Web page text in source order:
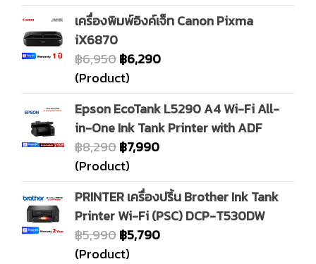
เครื่องพิมพ์อิงค์เจ็ท Canon Pixma
iX6870
฿6,950฿6,290
(Product)
Epson EcoTank L5290 A4 Wi-Fi All-
in-One Ink Tank Printer with ADF
฿8,290฿7,990
(Product)
PRINTER เครื่องปริ้น Brother Ink Tank
Printer Wi-Fi (PSC) DCP-T530DW
฿5,990฿5,790
(Product)